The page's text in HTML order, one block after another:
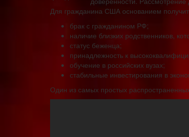
Для гражданина США основанием
брак с гражданином РФ;
наличие близких родственников,
статус беженца;
принадлежность к
обучение в российских вузах;
стабильные инвестирования в
Один из самых простых